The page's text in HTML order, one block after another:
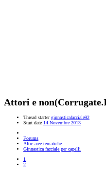
Attori e
Thread starter ginnasticafacciale92
Start date 14 Novembre 2013
Forums
Altre aree tematiche
Ginnastica facciale per capelli
1
2